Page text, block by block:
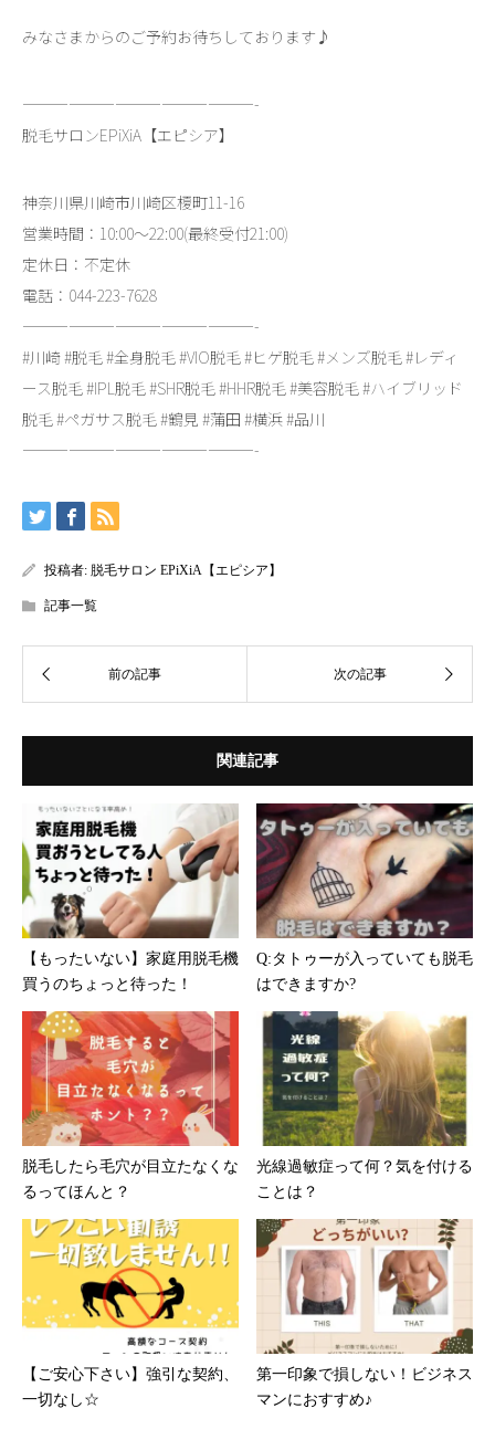
みなさまからのご予約お待ちしております♪
———————————————-
脱毛サロンEPiXiA【エピシア】
神奈川県川崎市川崎区榎町11-16
営業時間：10:00～22:00(最終受付21:00)
定休日：不定休
電話：044-223-7628
———————————————-
#川崎 #脱毛 #全身脱毛 #VIO脱毛 #ヒゲ脱毛 #メンズ脱毛 #レディ
ース脱毛 #IPL脱毛 #SHR脱毛 #HHR脱毛 #美容脱毛 #ハイブリッド
脱毛 #ペガサス脱毛 #鶴見 #蒲田 #横浜 #品川
———————————————-
投稿者: 脱毛サロン EPiXiA【エピシア】
記事一覧
関連記事
【もったいない】家庭用脱毛機
買うのちょっと待った！
Q:タトゥーが入っていても脱毛
はできますか?
脱毛したら毛穴が目立たなくな
るってほんと？
光線過敏症って何？気を付ける
ことは？
【ご安心下さい】強引な契約、
一切なし☆
第一印象で損しない！ビジネス
マンにおすすめ♪